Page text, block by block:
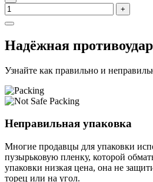
+
Надёжная
Узнайте как правильно и
Неправильная упаковка
Многие продавцы для упаковки
пузырьковую пленку, которой
упаковки низкая цена, она не
торец или на угол.